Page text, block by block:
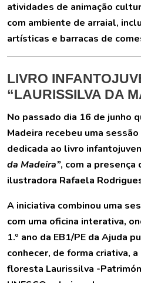
atividades de animação
com ambiente de arraial,
artísticas e barracas de
LIVRO
“LAURISSILVA DA
No passado dia 16 de junho
Madeira recebeu uma
dedicada ao livro
da Madeira”, com a presença
ilustradora Rafaela
A iniciativa combinou uma
com uma oficina interativa,
1.º ano da EB1/PE da Ajuda
conhecer, de forma criativa, a
floresta Laurissilva -